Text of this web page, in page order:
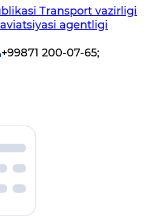
Transport vazirligi
agentligi
+99871 200-07-65;